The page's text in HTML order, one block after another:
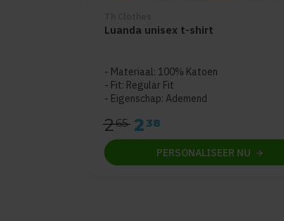
Luanda unisex t-shirt
Materiaal: 100% Katoen
Fit: Regular Fit
Eigenschap: Ademend
265 2 38
PERSONALISEER NU